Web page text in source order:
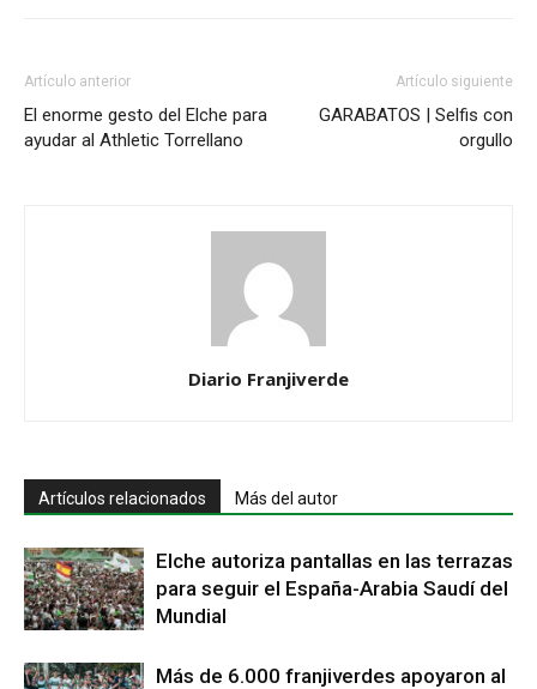
Artículo anterior
El enorme gesto del Elche para
ayudar al Athletic Torrellano
Artículo siguiente
GARABATOS | Selfis con
orgullo
Diario Franjiverde
Artículos relacionados Más del autor
Elche autoriza pantallas en las terrazas
para seguir el España-Arabia Saudí del
Mundial
Más de 6.000 franjiverdes apoyaron al